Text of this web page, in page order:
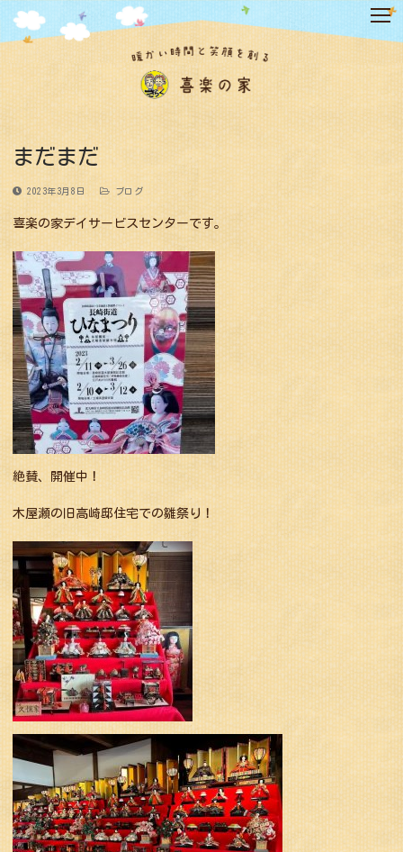
テ
ツ
へ
ス
キ
プ
まだまだ
2023年3月8日 ブログ
喜楽の家デイサービスセンターです。
絶賛、開催中！
木屋瀬の旧高崎邸住宅での雛祭り！